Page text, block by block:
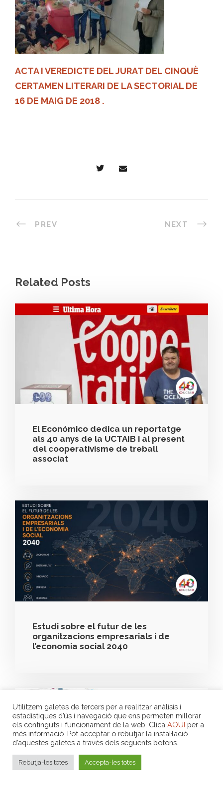
ACTA I VEREDICTE DEL JURAT DEL CINQUÈ
CERTAMEN LITERARI DE LA SECTORIAL DE
16 DE MAIG DE 2018 .
PREV NEXT
Related Posts
El Económico dedica un reportatge
als 40 anys de la UCTAIB i al present
del cooperativisme de treball
associat
Estudi sobre el futur de les
organitzacions empresarials i de
l’economia social 2040
Utilitzem galetes de tercers per a realitzar anàlisis i
estadístiques d’ús i navegació que ens permeten millorar
els continguts i funcionament de la web. Clica AQUI per a
més informació. Pot acceptar o rebutjar la instal·lació
d’aquestes galetes a través dels següents botons.
Rebutja-les totes Accepta-les totes